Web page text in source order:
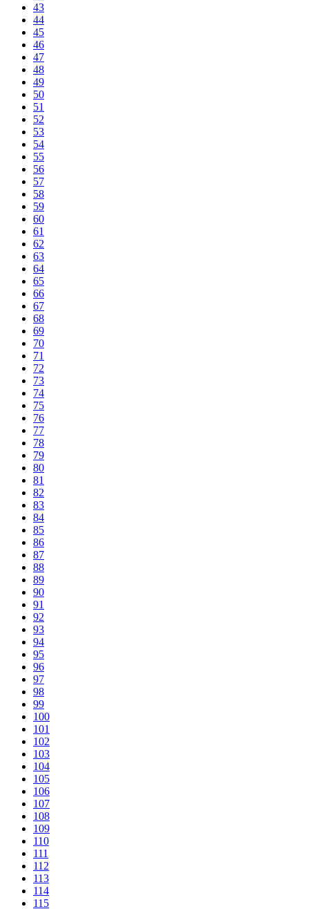
43
44
45
46
47
48
49
50
51
52
53
54
55
56
57
58
59
60
61
62
63
64
65
66
67
68
69
70
71
72
73
74
75
76
77
78
79
80
81
82
83
84
85
86
87
88
89
90
91
92
93
94
95
96
97
98
99
100
101
102
103
104
105
106
107
108
109
110
111
112
113
114
115